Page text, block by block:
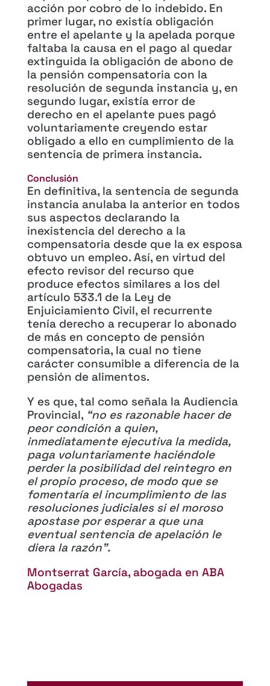
acción por cobro de lo indebido. En
primer lugar, no existía obligación
entre el apelante y la apelada porque
faltaba la causa en el pago al quedar
extinguida la obligación de abono de
la pensión compensatoria con la
resolución de segunda instancia y, en
segundo lugar, existía error de
derecho en el apelante pues pagó
voluntariamente creyendo estar
obligado a ello en cumplimiento de la
sentencia de primera instancia.
Conclusión
En definitiva, la sentencia de segunda
instancia anulaba la anterior en todos
sus aspectos declarando la
inexistencia del derecho a la
compensatoria desde que la ex esposa
obtuvo un empleo. Así, en virtud del
efecto revisor del recurso que
produce efectos similares a los del
artículo 533.1 de la Ley de
Enjuiciamiento Civil, el recurrente
tenía derecho a recuperar lo abonado
de más en concepto de pensión
compensatoria, la cual no tiene
carácter consumible a diferencia de la
pensión de alimentos.
Y es que, tal como señala la Audiencia
Provincial, “no es razonable hacer de
peor condición a quien,
inmediatamente ejecutiva la medida,
paga voluntariamente haciéndole
perder laposibilidad del reintegro en
el propio proceso, de modo que se
fomentaría el incumplimiento de las
resoluciones judiciales si el moroso
apostase por esperar a que una
eventual sentencia de apelación le
diera la razón”.
Montserrat García, abogada en ABA
Abogadas